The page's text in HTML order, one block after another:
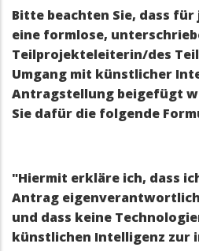
Bitte beachten Sie, dass
eine formlose,
Teilprojekteleiterin/des
Umgang mit künstlicher
Antragstellung beigefügt
Sie dafür die folgende
"Hiermit erkläre ich, dass
Antrag
und dass keine
künstlichen Intelligenz zur